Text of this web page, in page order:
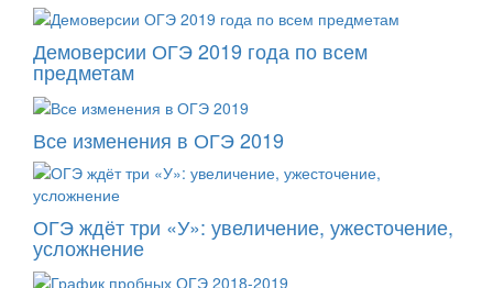
Демоверсии ОГЭ 2019 года по всем
предметам
Все изменения в ОГЭ 2019
ОГЭ ждёт три «У»: увеличение, ужесточение,
усложнение